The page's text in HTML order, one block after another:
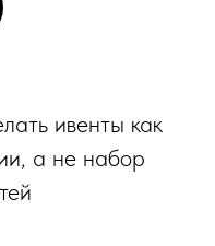
ивенты как
а не набор